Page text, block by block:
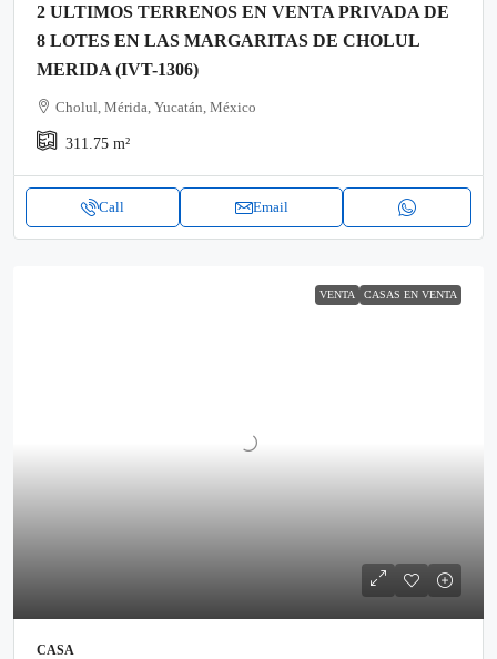
2 ULTIMOS TERRENOS EN VENTA PRIVADA DE
8 LOTES EN LAS MARGARITAS DE CHOLUL
MERIDA (IVT-1306)
Cholul, Mérida, Yucatán, México
311.75 m²
Call Email
VENTA CASAS EN VENTA
CASA